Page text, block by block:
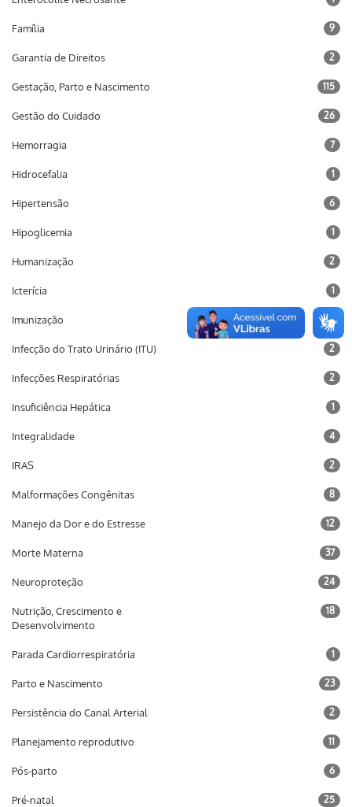
Família 9
Garantia de Direitos 2
Gestação, Parto e Nascimento 115
Gestão do Cuidado 26
Hemorragia 7
Hidrocefalia 1
Hipertensão 6
Hipoglicemia 1
Humanização 2
Icterícia 1
Imunização 10
Infecção do Trato Urinário (ITU) 2
Infecções Respiratórias 2
Insuficiência Hepática 1
Integralidade 4
IRAS 2
Malformações Congênitas 8
Manejo da Dor e do Estresse 12
Morte Materna 37
Neuroproteção 24
Nutrição, Crescimento e
Desenvolvimento
18
Parada Cardiorrespiratória 1
Parto e Nascimento 23
Persistência do Canal Arterial 2
Planejamento reprodutivo 11
Pós-parto 6
Pré-natal 25